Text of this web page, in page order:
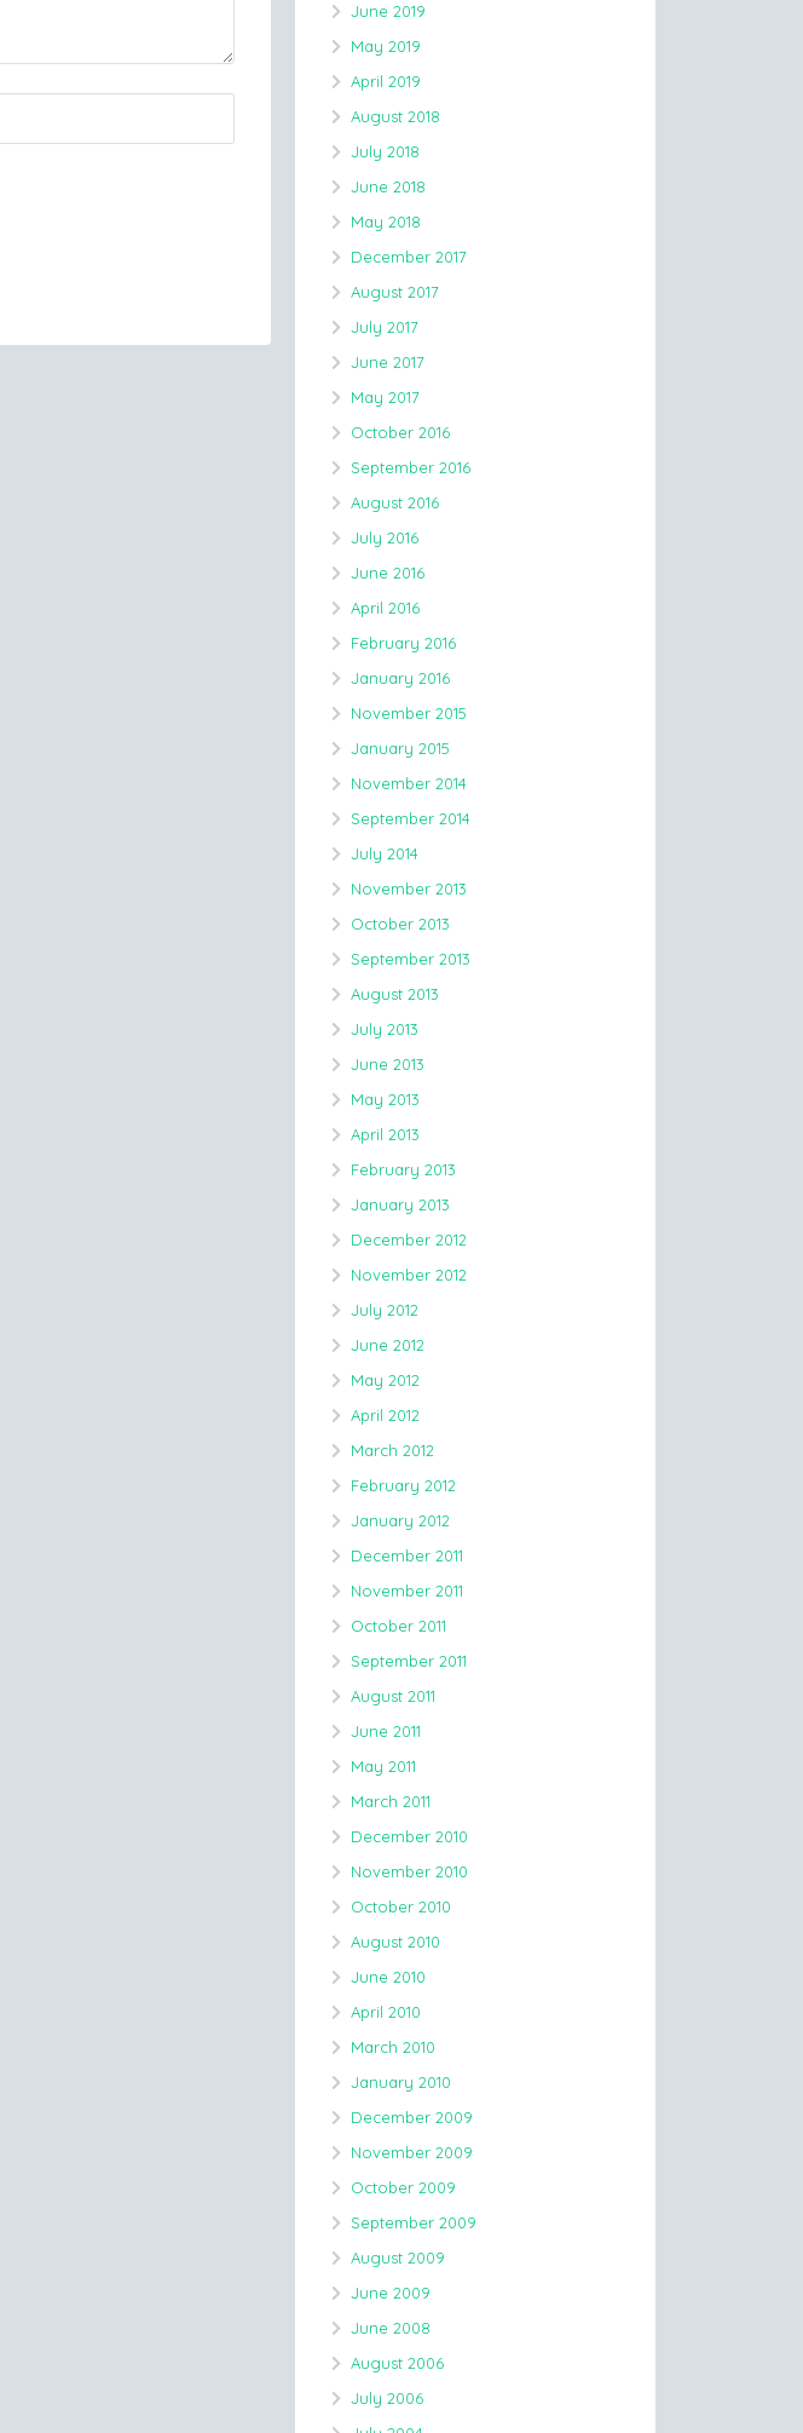
June 2019
May 2019
April 2019
August 2018
July 2018
June 2018
May 2018
December 2017
August 2017
July 2017
June 2017
May 2017
October 2016
September 2016
August 2016
July 2016
June 2016
April 2016
February 2016
January 2016
November 2015
January 2015
November 2014
September 2014
July 2014
November 2013
October 2013
September 2013
August 2013
July 2013
June 2013
May 2013
April 2013
February 2013
January 2013
December 2012
November 2012
July 2012
June 2012
May 2012
April 2012
March 2012
February 2012
January 2012
December 2011
November 2011
October 2011
September 2011
August 2011
June 2011
May 2011
March 2011
December 2010
November 2010
October 2010
August 2010
June 2010
April 2010
March 2010
January 2010
December 2009
November 2009
October 2009
September 2009
August 2009
June 2009
June 2008
August 2006
July 2006